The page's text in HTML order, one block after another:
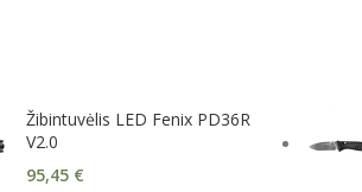
Žibintuvėlis LED Fenix PD36R
V2.0
95,45 €